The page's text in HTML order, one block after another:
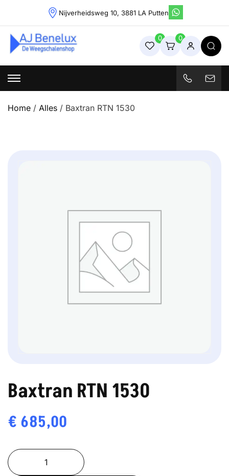
content
Nijverheidsweg 10, 3881 LA Putten
Weegschalenshop | Precisieweegschalen & Industriële
Weegoplossingen
0 0
Home / Alles / Baxtran RTN 1530
Baxtran RTN 1530
€ 685,00
Baxtran
RTN